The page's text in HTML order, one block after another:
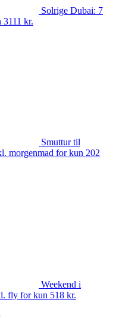
Solrige Dubai: 7
kr.
Smuttur til
morgenmad for kun 202
Weekend i
fly for kun 518 kr.